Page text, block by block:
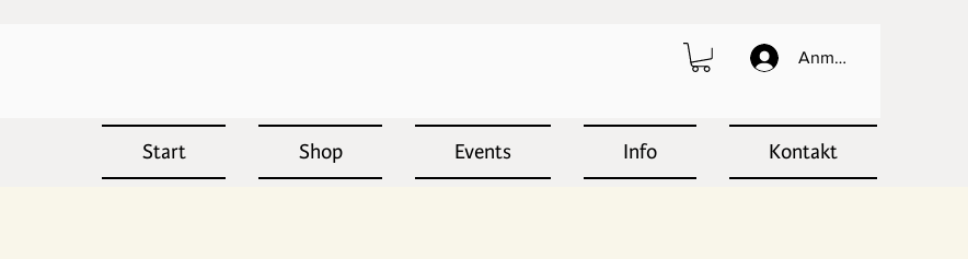
Anmelden
Start Shop Events Info Kontakt